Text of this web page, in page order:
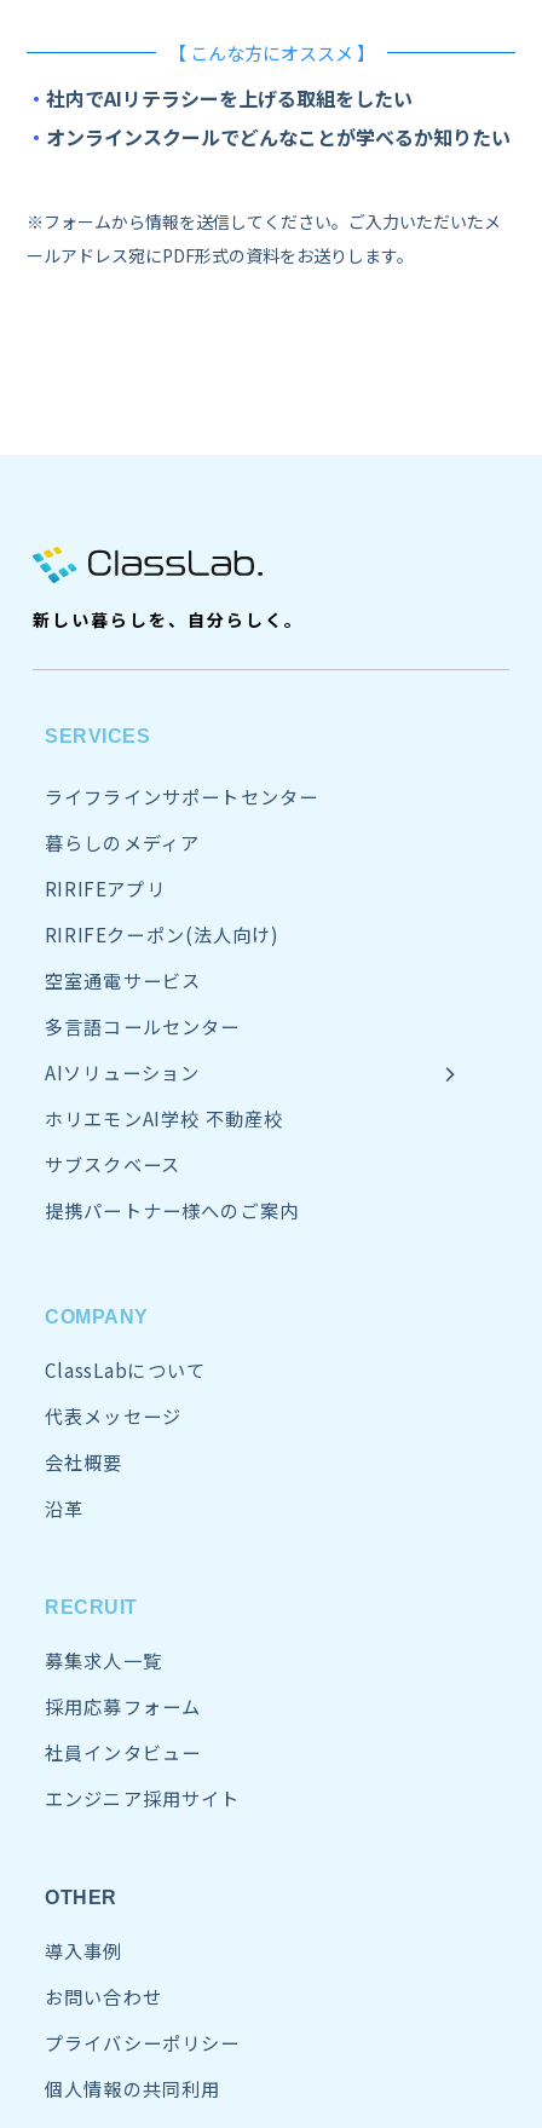
【 こんな方にオススメ 】
・社内でAIリテラシーを上げる取組をしたい
・ オンラインスクールでどんなことが学べるか知りたい
※フォームから情報を送信してください。ご入力いただいたメ
ールアドレス宛にPDF形式の資料をお送りします。
新しい暮らしを、自分らしく。
SERVICES
ライフラインサポートセンター
暮らしのメディア
RIRIFEアプリ
RIRIFEクーポン(法人向け)
空室通電サービス
多言語コールセンター
AIソリューション
ホリエモンAI学校 不動産校
サブスクベース
提携パートナー様へのご案内
COMPANY
ClassLabについて
代表メッセージ
会社概要
沿革
RECRUIT
募集求人一覧
採用応募フォーム
社員インタビュー
エンジニア採用サイト
OTHER
導入事例
お問い合わせ
プライバシーポリシー
個人情報の共同利用